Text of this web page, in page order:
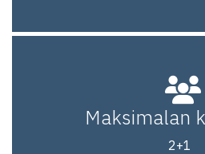
Maksimalan
2+1